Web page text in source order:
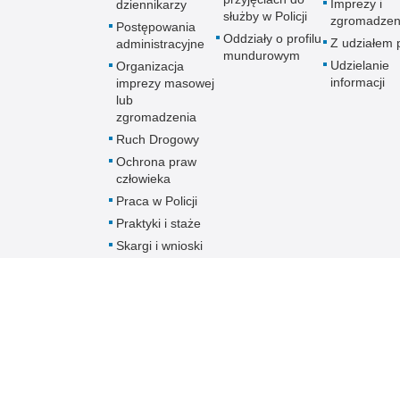
dziennikarzy
Postępowania
administracyjne
Organizacja
imprezy masowej
lub
zgromadzenia
Ruch Drogowy
Ochrona praw
człowieka
Praca w Policji
Praktyki i staże
Skargi i wnioski
służby w Policji
Oddziały o profilu
mundurowym
Imprezy i
Z udziałem
Udzielanie
informacji